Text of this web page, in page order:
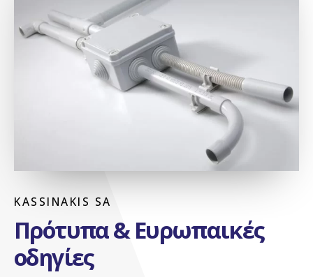
KASSINAKIS SA
Πρότυπα & Ευρωπαικές
οδηγίες